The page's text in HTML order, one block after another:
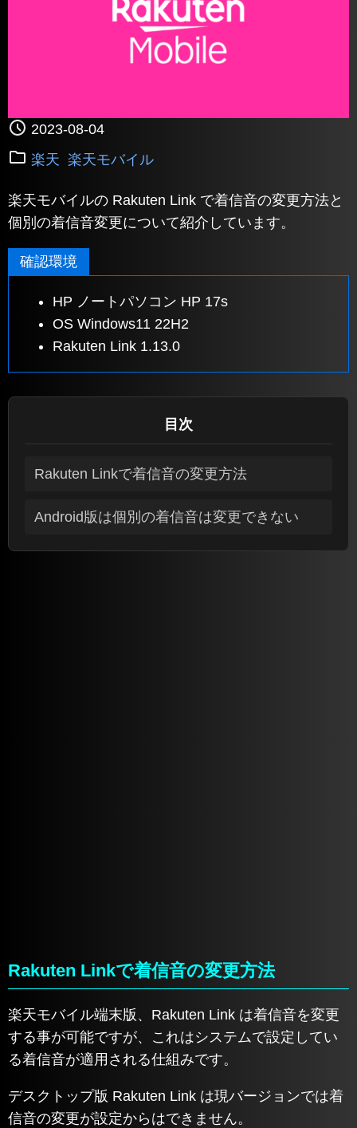
2023-08-04
楽天 楽天モバイル
楽天モバイルの Rakuten Link で着信音の変更方法と
個別の着信音変更について紹介しています。
確認環境
HP ノートパソコン HP 17s
OS Windows11 22H2
Rakuten Link 1.13.0
目次
Rakuten Linkで着信音の変更方法
Android版は個別の着信音は変更できない
Rakuten Linkで着信音の変更方法
楽天モバイル端末版、Rakuten Link は着信音を変更
する事が可能ですが、これはシステムで設定してい
る着信音が適用される仕組みです。
デスクトップ版 Rakuten Link は現バージョンでは着
信音の変更が設定からはできません。